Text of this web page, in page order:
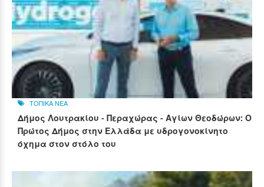
ΤΟΠΙΚΑ ΝΕΑ
Δήμος Λουτρακίου - Περαχώρας - Αγίων Θεοδώρων: Ο
Πρώτος Δήμος στην Ελλάδα με υδρογονοκίνητο
όχημα στον στόλο του